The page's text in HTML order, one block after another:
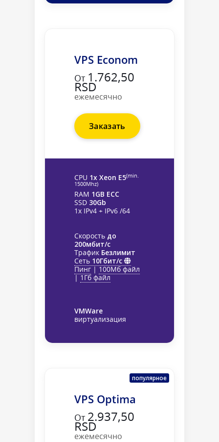
VPS Econom
От 1.762,50
RSD
ежемесячно
Заказать
CPU 1x Xeon E5(min.
1500Mhz)
RAM 1GB ECC
SSD 30Gb
1x IPv4 + IPv6 /64
Скорость до
200мбит/с
Трафик Безлимит
Сеть 10Гбит/с
Пинг|100Мб файл
|1Гб файл
VMWare
виртуализация
популярное
VPS Optima
От 2.937,50
RSD
ежемесячно